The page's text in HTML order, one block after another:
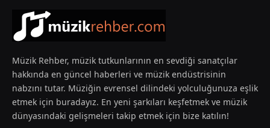
Müzik Rehber, müzik tutkunlarının en sevdiği sanatçılar
hakkında en güncel haberleri ve müzik endüstrisinin
nabzını tutar. Müziğin evrensel dilindeki yolculuğunuza eşlik
etmek için buradayız. En yeni şarkıları keşfetmek ve müzik
dünyasındaki gelişmeleri takip etmek için bize katılın!